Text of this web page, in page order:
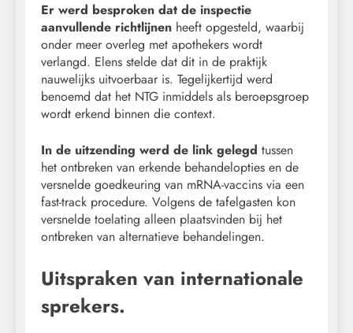
Er werd besproken dat de inspectie
aanvullende richtlijnen heeft opgesteld, waarbij
onder meer overleg met apothekers wordt
verlangd. Elens stelde dat dit in de praktijk
nauwelijks uitvoerbaar is. Tegelijkertijd werd
benoemd dat het NTG inmiddels als beroepsgroep
wordt erkend binnen die context.
In de uitzending werd de link gelegd tussen
het ontbreken van erkende behandelopties en de
versnelde goedkeuring van mRNA-vaccins via een
fast-track procedure. Volgens de tafelgasten kon
versnelde toelating alleen plaatsvinden bij het
ontbreken van alternatieve behandelingen.
Uitspraken van internationale
sprekers.